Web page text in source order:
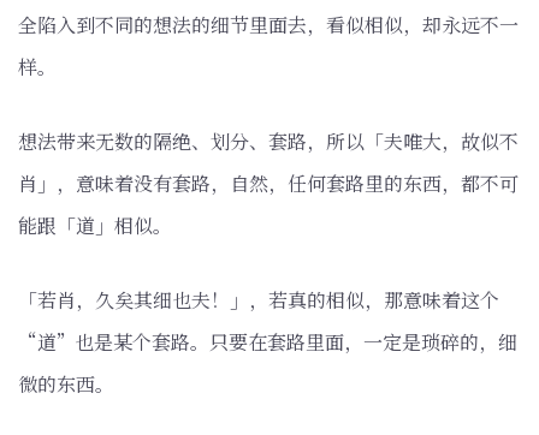
全陷入到不同的想法的细节里面去，看似相似，却永远不一
样。
想法带来无数的隔绝、划分、套路，所以「夫唯大，故似不
肖」，意味着没有套路，自然，任何套路里的东西，都不可
能跟「道」相似。
「若肖，久矣其细也夫！」，若真的相似，那意味着这个
“道”也是某个套路。只要在套路里面，一定是琐碎的，细
微的东西。